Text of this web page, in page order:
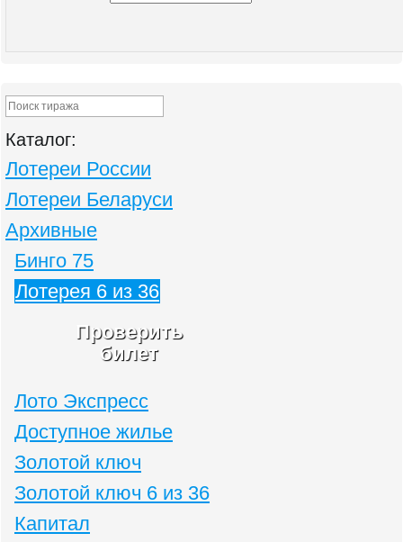
Каталог:
Лотереи России
Лотереи Беларуси
Архивные
Бинго 75
Лотерея 6 из 36
Проверить
билет
Лото Экспресс
Доступное жилье
Золотой ключ
Золотой ключ 6 из 36
Капитал